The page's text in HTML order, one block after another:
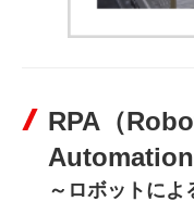
RPA（
Automation
～ロボットによ